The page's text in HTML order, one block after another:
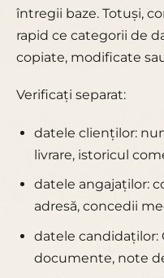
întregii baze. Totuși,
rapid ce categorii de
copiate, modificate
Verificați separat:
datele clienților:
livrare, istoricul
datele angajaților:
adresă, concedii
datele candidaților:
documente, note